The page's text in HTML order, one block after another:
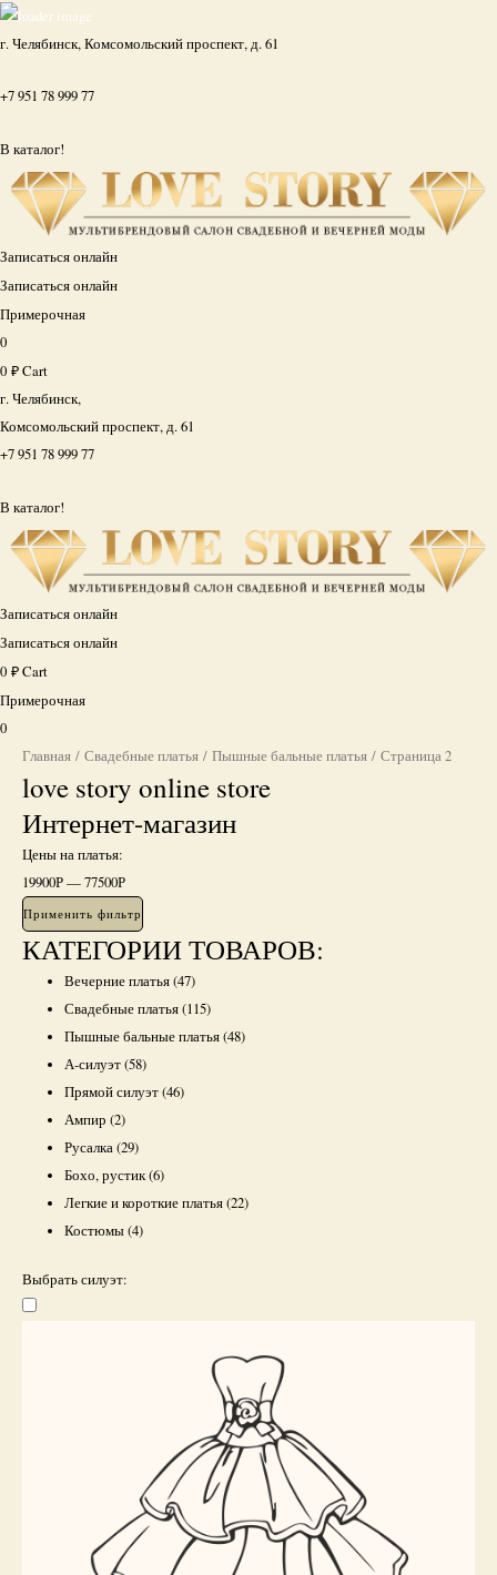
г. Челябинск, Комсомольский проспект, д. 61
+7 951 78 999 77
В каталог!
Записаться онлайн
Записаться онлайн
Примерочная
0
0 ₽Cart
г. Челябинск,
Комсомольский проспект, д. 61
+7 951 78 999 77
В каталог!
Записаться онлайн
Записаться онлайн
0 ₽Cart
Примерочная
0
Главная / Свадебные платья / Пышные бальные платья / Страница 2
love story online store
Интернет-магазин
Цены на платья:
19900Р—77500Р
Применить фильтр
КАТЕГОРИИ ТОВАРОВ:
Вечерние платья(47)
Свадебные платья(115)
Пышные бальные платья(48)
А-силуэт(58)
Прямой силуэт(46)
Ампир(2)
Русалка(29)
Бохо, рустик(6)
Легкие и короткие платья(22)
Костюмы(4)
Выбрать силуэт: